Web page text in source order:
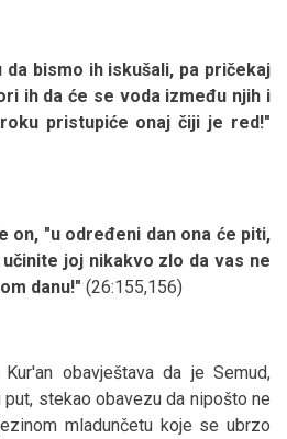
bismo ih iskušali, pa pričekaj
ih da će se voda između njih i
pristupiće onaj čiji je red!"
on, "u određeni dan ona će piti,
joj nikakvo zlo da vas ne
danu!" (26:155,156)
obavještava da je Semud,
stekao obavezu da nipošto ne
mladunčetu koje se ubrzo